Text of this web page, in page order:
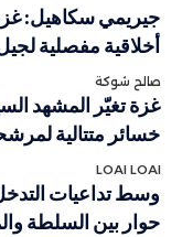
جيريمي سكاهيل:
أخلاقية مفصلية
صالح شوكة
غزة تغيّر المشهد
خسائر متتالية
LOAI LOAI
وسط تداعيات
حوار بين السلطة